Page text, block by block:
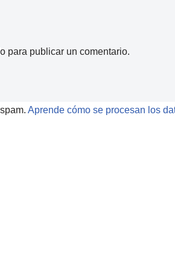
para publicar un comentario.
Aprende cómo se procesan los